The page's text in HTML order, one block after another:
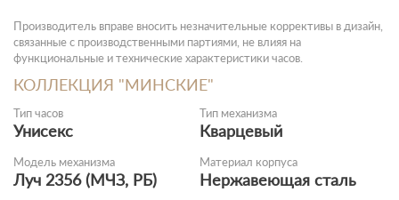
Производитель вправе вносить незначительные коррективы в дизайн,
связанные с производственными партиями, не влияя на
функциональные и технические характеристики часов.
КОЛЛЕКЦИЯ "МИНСКИЕ"
Тип часов
Унисекс
Тип механизма
Кварцевый
Модель механизма
Луч 2356 (МЧЗ, РБ)
Материал корпуса
Нержавеющая сталь